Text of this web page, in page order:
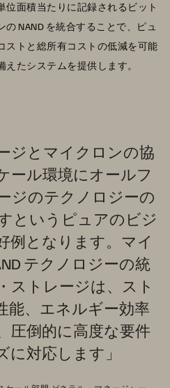
位面積当たりに記録されるビット
NAND を統合することで、ピュ
ストと総所有コストの低減を可能
たシステムを提供します。
ジとマイクロンの協
ール環境にオールフ
ジのテクノロジーの
というピュアのビジ
例となります。マイ
テクノロジーの統
ストレージは、スト
能、エネルギー効率
圧倒的に高度な要件
に対応します」